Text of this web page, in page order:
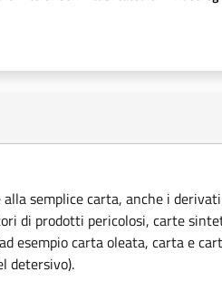
semplice carta, anche i
di prodotti pericolosi, carte
esempio carta oleata, carta e
detersivo).